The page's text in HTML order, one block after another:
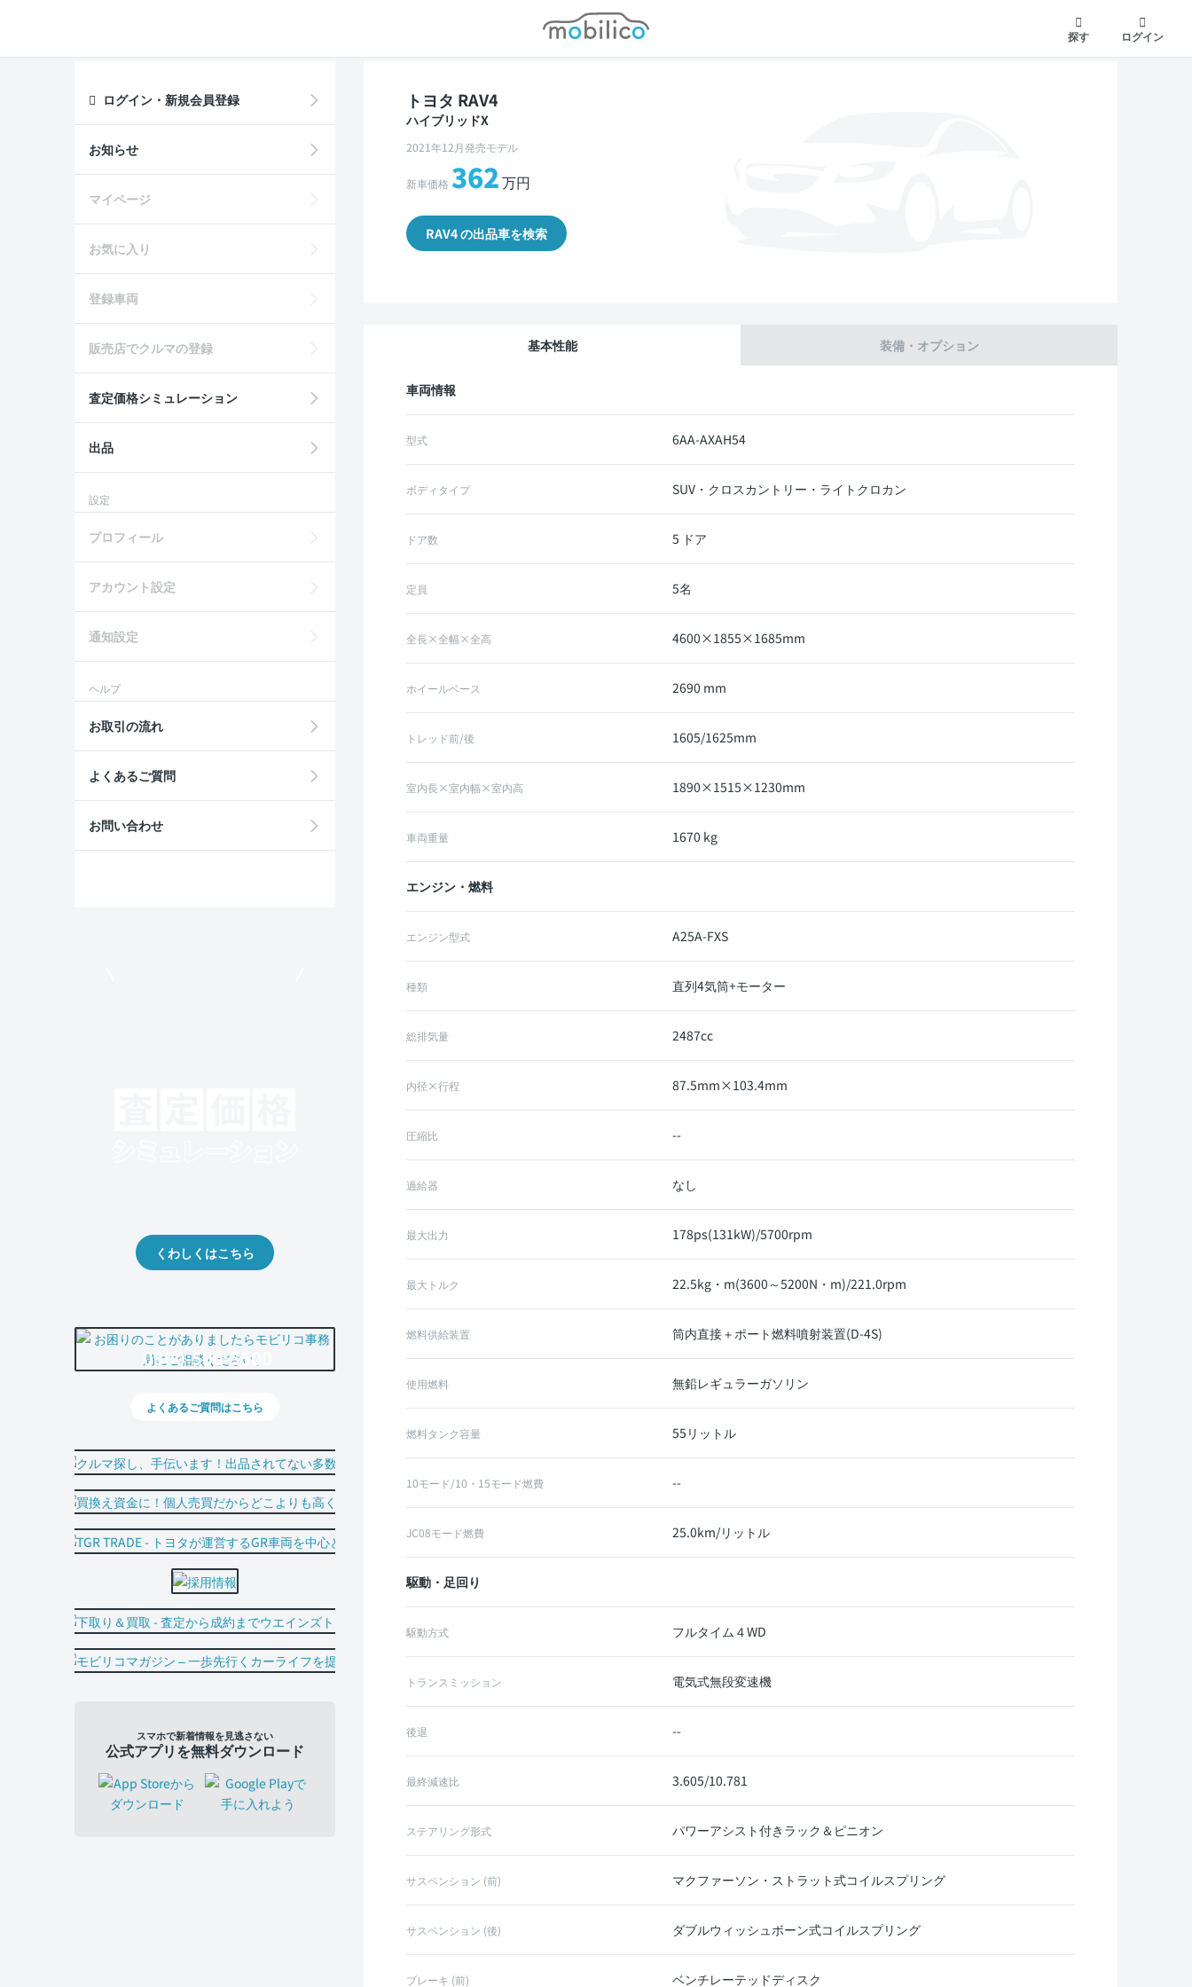
モビリコ
探す
ログイン
トヨタ RAV4
ハイブリッドX
2021年12月発売モデル
新車価格 362万円
RAV4 の出品車を検索
基本性能 装備・オプション
車両情報
型式 6AA-AXAH54
ボディタイプ SUV・クロスカントリー・ライトクロカン
ドア数 5 ドア
定員 5名
全長×全幅×全高 4600×1855×1685mm
ホイールベース 2690 mm
トレッド前/後 1605/1625mm
室内長×室内幅×室内高 1890×1515×1230mm
車両重量 1670 kg
エンジン・燃料
エンジン型式 A25A-FXS
種類 直列4気筒+モーター
総排気量 2487cc
内径×行程 87.5mm×103.4mm
圧縮比 --
過給器 なし
最大出力 178ps(131kW)/5700rpm
最大トルク 22.5kg・m(3600～5200N・m)/221.0rpm
燃料供給装置 筒内直接＋ポート燃料噴射装置(D-4S)
使用燃料 無鉛レギュラーガソリン
燃料タンク容量 55リットル
10モード/10・15モード燃費 --
JC08モード燃費 25.0km/リットル
駆動・足回り
駆動方式 フルタイム４WD
トランスミッション 電気式無段変速機
後退 --
最終減速比 3.605/10.781
ステアリング形式 パワーアシスト付きラック＆ピニオン
サスペンション (前) マクファーソン・ストラット式コイルスプリング
サスペンション (後) ダブルウィッシュボーン式コイルスプリング
ブレーキ (前) ベンチレーテッドディスク
ログイン・新規会員登録
お知らせ
マイページ
お気に入り
登録車両
販売店でクルマの登録
査定価格シミュレーション
出品
設定
プロフィール
アカウント設定
通知設定
ヘルプ
お取引の流れ
よくあるご質問
お問い合わせ
くわしくはこちら
0800-500-5500
よくあるご質問はこちら
スマホで新着情報を見逃さない
公式アプリを無料ダウンロード